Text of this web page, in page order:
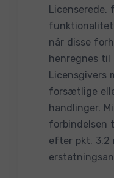
Licenserede,
funktionalitet
når disse
henregnes til
Licensgivers
forsætlige
handlinger.
forbindelsen
efter pkt. 3.2